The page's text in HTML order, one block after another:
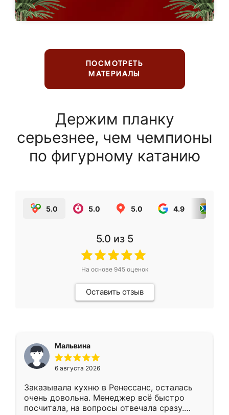
ПОСМОТРЕТЬ
МАТЕРИАЛЫ
Держим планку
серьезнее, чем чемпионы
по фигурному катанию
5.0 5.0 5.0 4.9
5.0 из 5
На основе 945оценок
Оставить отзыв
Мальвина
6 августа 2026
Заказывала кухню в Ренессанс, осталась
очень довольна. Менеджер всё быстро
посчитала, на вопросы отвечала сразу.